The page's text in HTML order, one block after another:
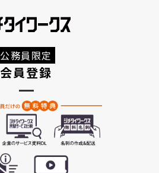
公務員限定
会員登録